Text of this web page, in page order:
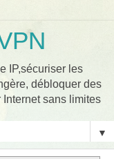
IP,sécuriser les
débloquer des
sans limites
▼